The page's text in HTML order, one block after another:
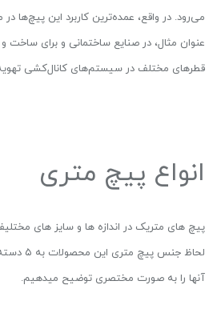
می‌رود. در واقع، عمده‌ترین کاربرد این پیچ‌ها
عنوان مثال، در صنایع ساختمانی و برای ساخت
قطرهای مختلف در سیستم‌های کانال‌کشی
انواع پیچ متری
پیچ های متریک در اندازه ها و سایز های
لحاظ جنس
آنها را به صورت مختصری توضیح میدهیم.